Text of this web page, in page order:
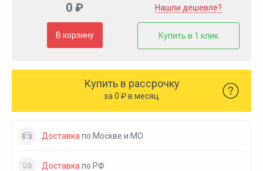
0 ₽
В корзину
Нашли дешевле?
Купить в 1 клик
Купить в рассрочку
за 0 ₽ в месяц
Доставка по Москве и МО
Доставка по РФ